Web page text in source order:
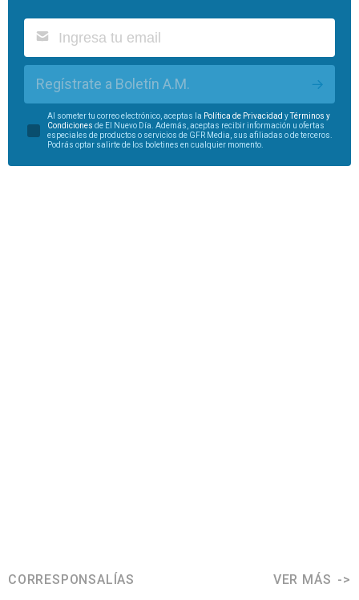
Regístrate a Boletín A.M.
Al someter tu correo electrónico, aceptas la Política de Privacidad yTérminos y
Condiciones de El Nuevo Día. Además, aceptas recibir información u ofertas
especiales de productos o servicios de GFR Media, sus afiliadas o de terceros.
Podrás optar salirte de los boletines en cualquier momento.
CORRESPONSALÍAS VER MÁS